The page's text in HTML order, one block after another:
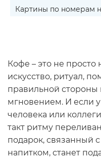
Картины по номерам
Кофе – это не просто
искусство, ритуал,
правильной стороны
мгновением. И если
человека или
такт ритму
подарок, связанный
напитком, станет